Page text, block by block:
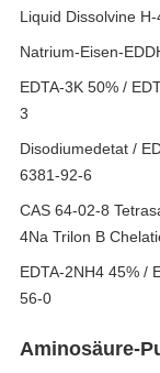
Liquid Dissolvine
Natrium-Eisen-
EDTA-3K 50% /
3
Disodiumedetat /
6381-92-6
CAS 64-02-8
4Na Trilon B
EDTA-2NH4 45% /
56-0
Aminosäure-